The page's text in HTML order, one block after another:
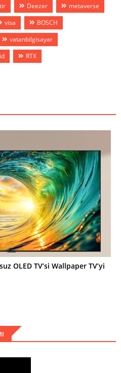
Deezer
metaverse
visa
BOSCH
vatanbilgisayar
RTX
OLED TV’si Wallpaper TV’yi